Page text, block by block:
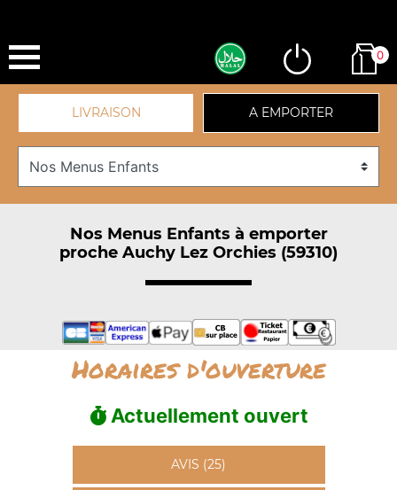
0
LIVRAISON A EMPORTER
Nos Menus Enfants à emporter
proche Auchy Lez Orchies (59310)
Horaires d'ouverture
Actuellement ouvert
AVIS (25)